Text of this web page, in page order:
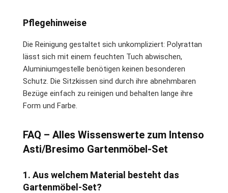
Pflegehinweise
Die Reinigung gestaltet sich unkompliziert: Polyrattan
lässt sich mit einem feuchten Tuch abwischen,
Aluminiumgestelle benötigen keinen besonderen
Schutz. Die Sitzkissen sind durch ihre abnehmbaren
Bezüge einfach zu reinigen und behalten lange ihre
Form und Farbe.
FAQ – Alles Wissenswerte zum Intenso
Asti/Bresimo Gartenmöbel-Set
1. Aus welchem Material besteht das
Gartenmöbel-Set?